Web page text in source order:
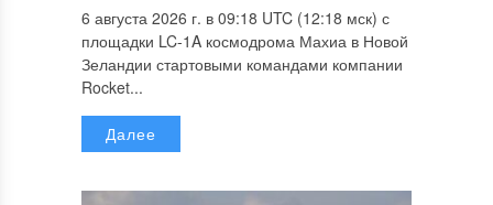
6 августа 2026 г. в 09:18 UTC (12:18 мск) с
площадки LC-1A космодрома Махиа в Новой
Зеландии стартовыми командами компании
Rocket...
Далее